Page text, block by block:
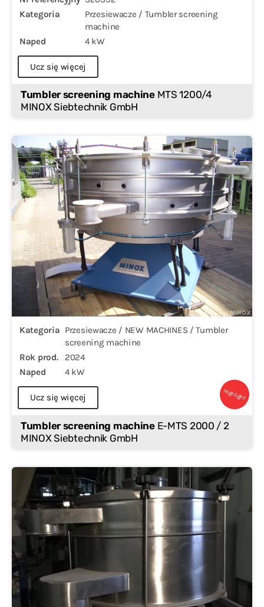
Kategoria
Przesiewacze / Tumbler screening
machine
Naped
4 kW
Ucz się więcej
Tumbler screening machineMTS 1200/4
MINOX Siebtechnik GmbH
Highlight
Kategoria Przesiewacze / NEW MACHINES / Tumbler
screening machine
Rok prod.
2024
Naped
4 kW
Ucz się więcej
Tumbler screening machineE-MTS 2000 / 2
MINOX Siebtechnik GmbH